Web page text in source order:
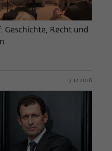
Geschichte, Recht und
17.12.2018